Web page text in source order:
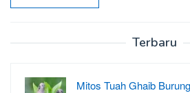
Terbaru
Mitos Tuah Ghaib